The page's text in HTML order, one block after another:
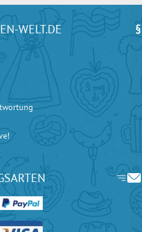
WELT.DE
/ 5 Sternen.